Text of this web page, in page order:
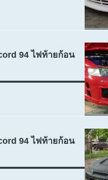
94 ไฟท้ายก้อน
94 ไฟท้ายก้อน